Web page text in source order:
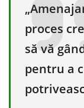
proces
să vă
pentru a